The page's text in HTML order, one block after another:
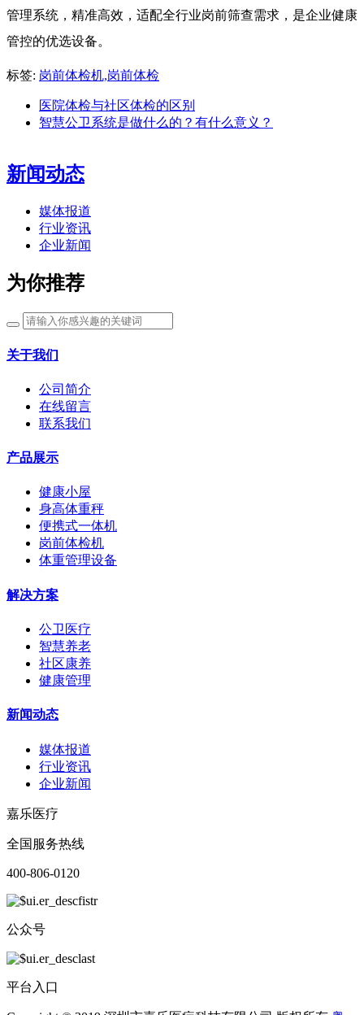
管理系统，精准高效，适配全行业岗前筛查需求，是企业健康
管控的优选设备。
标签: 岗前体检机,岗前体检
医院体检与社区体检的区别
智慧公卫系统是做什么的？有什么意义？
新闻动态
媒体报道
行业资讯
企业新闻
为你推荐
关于我们
公司简介
在线留言
联系我们
产品展示
健康小屋
身高体重秤
便携式一体机
岗前体检机
体重管理设备
解决方案
公卫医疗
智慧养老
社区康养
健康管理
新闻动态
媒体报道
行业资讯
企业新闻
嘉乐医疗
全国服务热线
400-806-0120
公众号
平台入口